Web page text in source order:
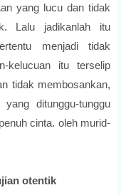
yang lucu dan tidak
Lalu jadikanlah itu
menjadi tidak
kelucuan itu terselip
tidak membosankan,
ditunggu-tunggu
cinta. oleh murid-
otentik